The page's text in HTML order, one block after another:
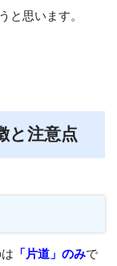
と思います。
と注意点
「片道」のみで